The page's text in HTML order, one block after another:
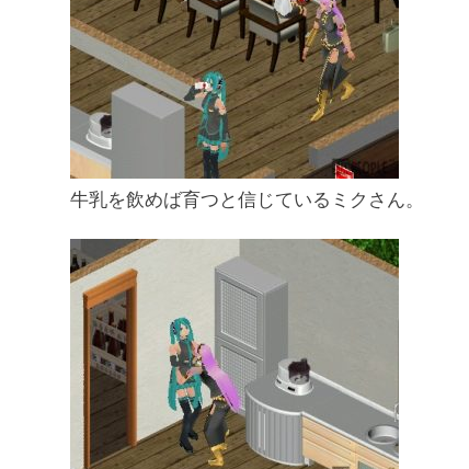
牛乳を飲めば育つと信じているミクさん。